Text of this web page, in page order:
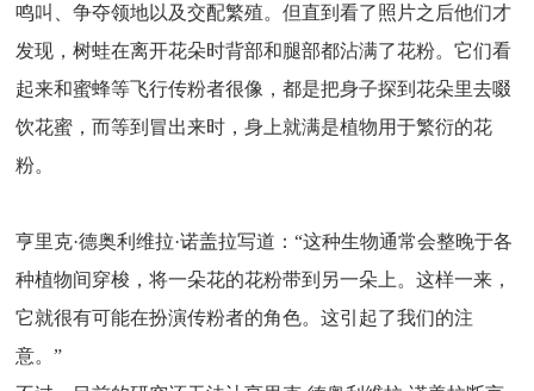
鸣叫、争夺领地以及交配繁殖。但直到看了照片之后他们才
发现，树蛙在离开花朵时背部和腿部都沾满了花粉。它们看
起来和蜜蜂等飞行传粉者很像，都是把身子探到花朵里去啜
饮花蜜，而等到冒出来时，身上就满是植物用于繁衍的花
粉。
亨里克·德奥利维拉·诺盖拉写道：“这种生物通常会整晚于各
种植物间穿梭，将一朵花的花粉带到另一朵上。这样一来，
它就很有可能在扮演传粉者的角色。这引起了我们的注
意。”